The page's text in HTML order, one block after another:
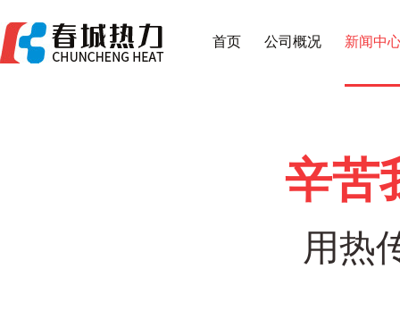
首页 公司概况 新闻中
辛苦
用热